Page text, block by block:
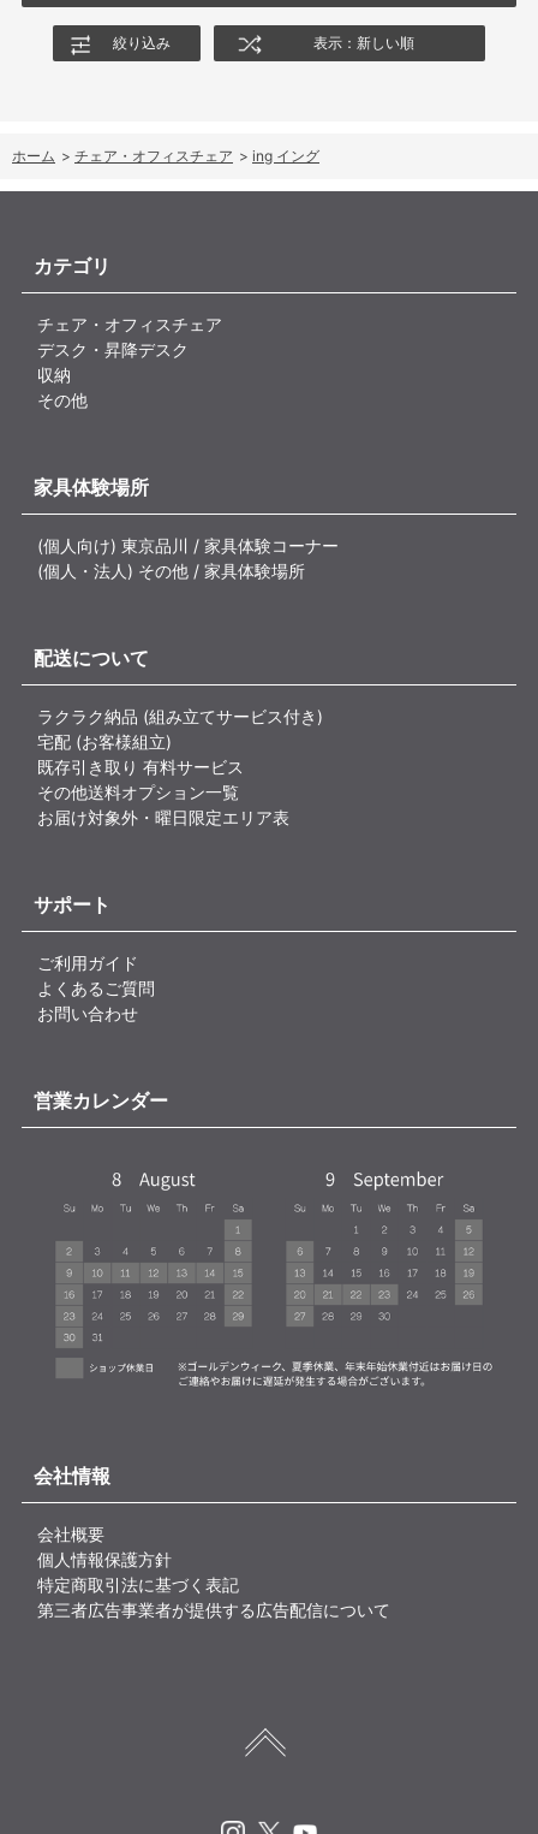
絞り込み 表示：新しい順
ホーム > チェア・オフィスチェア > ing イング
カテゴリ
チェア・オフィスチェア
デスク・昇降デスク
収納
その他
家具体験場所
(個人向け) 東京品川 / 家具体験コーナー
(個人・法人) その他 / 家具体験場所
配送について
ラクラク納品 (組み立てサービス付き)
宅配 (お客様組立)
既存引き取り 有料サービス
その他送料オプション一覧
お届け対象外・曜日限定エリア表
サポート
ご利用ガイド
よくあるご質問
お問い合わせ
営業カレンダー
会社情報
会社概要
個人情報保護方針
特定商取引法に基づく表記
第三者広告事業者が提供する広告配信について